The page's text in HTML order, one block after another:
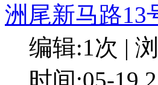
洲尾新马路13
编辑:1次 |
时间:05-19